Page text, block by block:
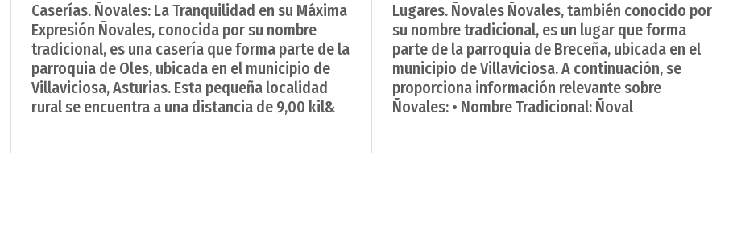
Caserías. Ñovales: La Tranquilidad en su Máxima
Expresión Ñovales, conocida por su nombre
tradicional, es una casería que forma parte de la
parroquia de Oles, ubicada en el municipio de
Villaviciosa, Asturias. Esta pequeña localidad
rural se encuentra a una distancia de 9,00 kil&
Lugares. Ñovales Ñovales, también conocido por
su nombre tradicional, es un lugar que forma
parte de la parroquia de Breceña, ubicada en el
municipio de Villaviciosa. A continuación, se
proporciona información relevante sobre
Ñovales: • Nombre Tradicional: Ñoval